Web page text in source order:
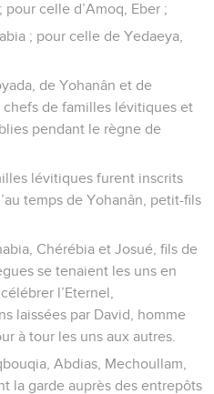
celle d’Amoq, Eber ;
; pour celle de Yedaeya,
de Yohanân et de
de familles lévitiques et
pendant le règne de
lévitiques furent inscrits
temps de Yohanân, petit-fils
Chérébia et Josué, fils de
se tenaient les uns en
l’Eternel,
laissées par David, homme
à tour les uns aux autres.
Abdias, Mechoullam,
la garde auprès des entrepôts